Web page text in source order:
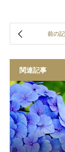
関連記事